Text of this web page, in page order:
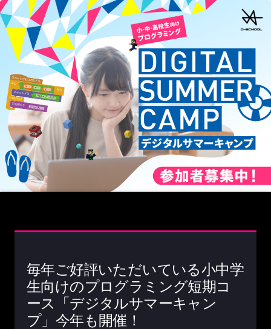
毎年ご好評いただいている小中学
生向けのプログラミング短期コ
ース
「デジタルサマーキャン
プ」今年も開催！